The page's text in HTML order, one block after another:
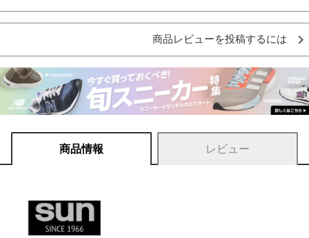
商品レビューを投稿するには
商品情報 レビュー